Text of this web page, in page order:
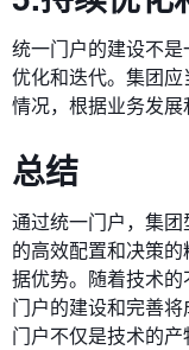
统一门户的建设不
优化和迭代。集团
情况，根据业务发展
总结
通过统一门户，集
的高效配置和决策
据优势。随着技术
门户的建设和完善
门户不仅是技术的产